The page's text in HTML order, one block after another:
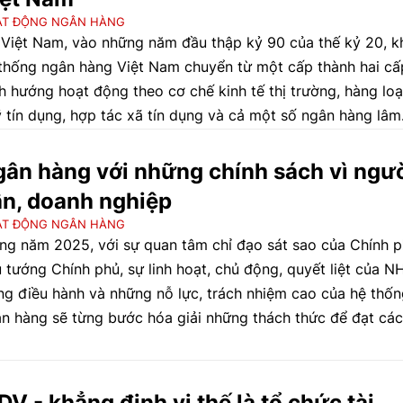
ĐỘNG NGÂN HÀNG
Nam, vào những năm đầu thập kỷ 90 của thế kỷ 20,
ngân hàng Việt Nam chuyển từ một cấp thành hai
hướng hoạt động theo cơ chế kinh tế thị trường, hàng
tín dụng, hợp tác xã tín dụng và cả một số ngân hàng lâm
hệ thống ngân hàng, lòng tin của người dân và doanh
hàng với những chính sách vì
doanh nghiệp
ĐỘNG NGÂN HÀNG
năm 2025, với sự quan tâm chỉ đạo sát sao của Chính
tướng Chính phủ, sự linh hoạt, chủ động, quyết liệt của
điều hành và những nỗ lực, trách nhiệm cao của hệ
hàng sẽ từng bước hóa giải những thách thức để đạt các